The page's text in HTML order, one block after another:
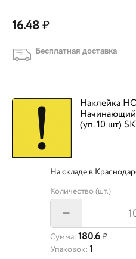
16.48₽
Бесплатная доставка
Наклейка
Начинающий
(уп. 10 шт)
На складе в
Количество (шт.)
–
Сумма: 180.6 ₽
Упаковок: 1